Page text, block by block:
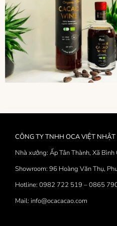
CÔNG TY TNHH OCA VIỆT NHẬT
Nhà xưởng: Ấp Tân Thành, Xã Bình
Showroom: 96 Hoàng Văn Thụ,
Hotline: 0982 722 519 – 0865
Mail: info@ocacacao.com